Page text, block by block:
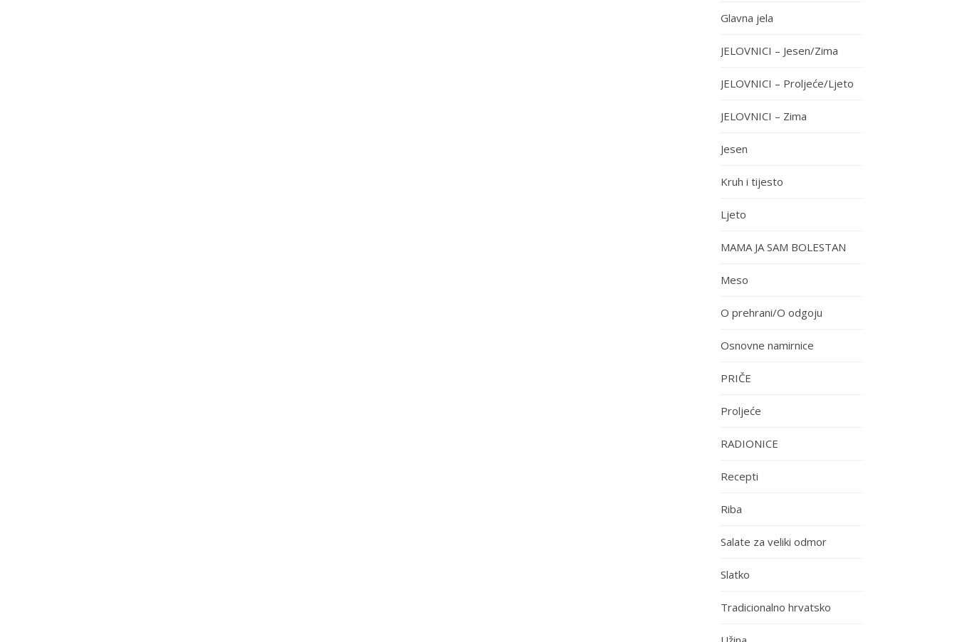
Glavna jela
JELOVNICI – Jesen/Zima
JELOVNICI – Proljeće/Ljeto
JELOVNICI – Zima
Jesen
Kruh i tijesto
Ljeto
MAMA JA SAM BOLESTAN
Meso
O prehrani/O odgoju
Osnovne namirnice
PRIČE
Proljeće
RADIONICE
Recepti
Riba
Salate za veliki odmor
Slatko
Tradicionalno hrvatsko